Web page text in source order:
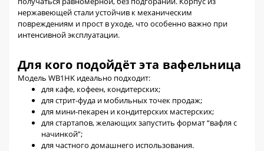
нержавеющей стали устойчив к механическим
повреждениям и прост в уходе, что особенно важно при
интенсивной эксплуатации.
Для кого подойдёт эта вафельница
Модель WB1HK идеально подходит:
для кафе, кофеен, кондитерских;
для стрит-фуда и мобильных точек продаж;
для мини-пекарен и кондитерских мастерских;
для стартапов, желающих запустить формат “вафля с
начинкой”;
для частного домашнего использования.